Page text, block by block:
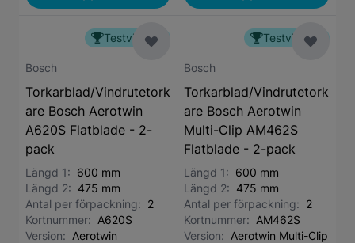
Testvinnare
Bosch
Torkarblad/Vindrutetork
are Bosch Aerotwin
A620S Flatblade - 2-
pack
Längd 1: 600 mm
Längd 2: 475 mm
Antal per förpackning: 2
Kortnummer: A620S
Version: Aerotwin
Testvinnare
Bosch
Torkarblad/Vindrutetork
are Bosch Aerotwin
Multi-Clip AM462S
Flatblade - 2-pack
Längd 1: 600 mm
Längd 2: 475 mm
Antal per förpackning: 2
Kortnummer: AM462S
Version: Aerotwin Multi-Clip